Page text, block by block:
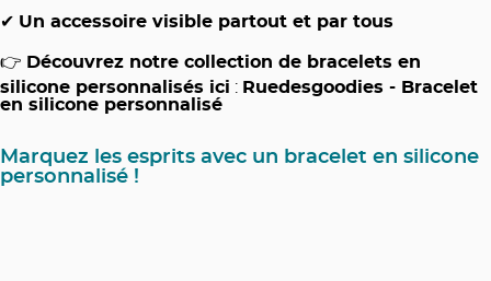
✔ Un accessoire visible partout et par tous
👉 Découvrez notre collection de bracelets en
silicone personnalisés ici : Ruedesgoodies - Bracelet
en silicone personnalisé
Marquez les esprits avec un bracelet en silicone
personnalisé !